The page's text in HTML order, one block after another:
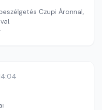
Czupi Áronnal,